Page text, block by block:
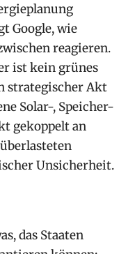
Google, wie
reagieren.
ist kein grünes
strategischer Akt
Solar-, Speicher-
gekoppelt an
Unsicherheit.
das Staaten